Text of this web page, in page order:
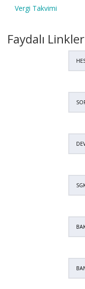
Vergi Takvimi
Faydalı Linkler